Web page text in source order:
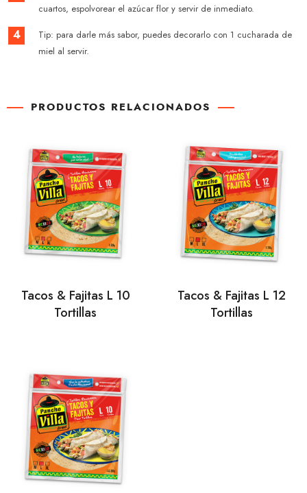
cuartos, espolvorear el azúcar flor y servir de inmediato.
4
Tip: para darle más sabor, puedes decorarlo con 1 cucharada de
miel al servir.
PRODUCTOS RELACIONADOS
Tacos & Fajitas L 10
Tortillas
Tacos & Fajitas L 12
Tortillas